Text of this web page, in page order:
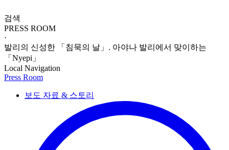
검색
PRESS ROOM
·
발리의 신성한 「침묵의 날」. 아야나 발리에서 맞이하는
「Nyepi」
Local Navigation
Press Room
보도 자료 & 스토리